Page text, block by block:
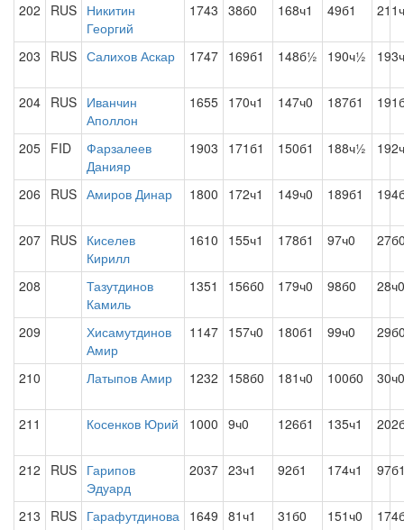
202 RUS Никитин
Георгий
1743 38б0 168ч1 49б1
203 RUS Салихов Аскар 1747 169б1 148б½ 190ч½
204 RUS Иванчин
Аполлон
1655 170ч1 147ч0 187б1
205 FID
Фарзалеев
Данияр
1903 171б1 150б1 188ч½
206 RUS Амиров Динар 1800 172ч1 149ч0 189б1
207 RUS Киселев
Кирилл
1610 155ч1 178б1 97ч0
208
Тазутдинов
Камиль
1351 156б0 179ч0 98б0 28ч0
209
Хисамутдинов
Амир
1147 157ч0 180б1 99ч0
210 Латыпов Амир 1232 158б0 181ч0 100б0 30ч0
211 Косенков Юрий 1000 9ч0 126б1 135ч1
212 RUS Гарипов
Эдуард
2037 23ч1 92б1 174ч1
213 RUS Гарафутдинова 1649 81ч1 31б0 151ч0